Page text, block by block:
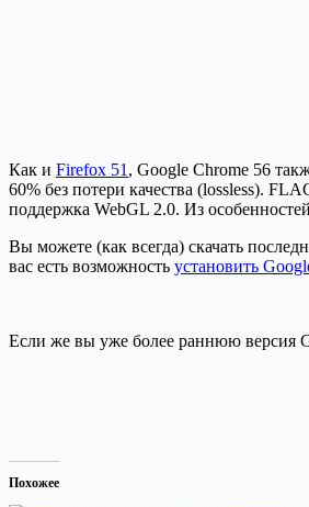
Как и Firefox 51 , Google Chrome 56
60% без потери качества (lossless).
поддержка WebGL 2.0. Из
Вы можете (как всегда) скачать
вас есть возможность установить
Если же вы уже более раннюю версия
Похожее